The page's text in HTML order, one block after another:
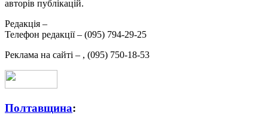
авторів публікацій.
Редакція –
Телефон редакції – (095) 794-29-25
Реклама на сайті – , (095) 750-18-53
Полтавщина: